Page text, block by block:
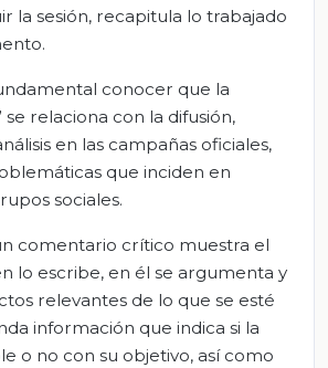
la sesión, recapitula lo trabajado
conocer que la
se relaciona con la difusión,
en las campañas oficiales,
que inciden en
sociales.
comentario crítico muestra el
lo escribe, en él se argumenta y
relevantes de lo que se esté
información que indica si la
o no con su objetivo, así como